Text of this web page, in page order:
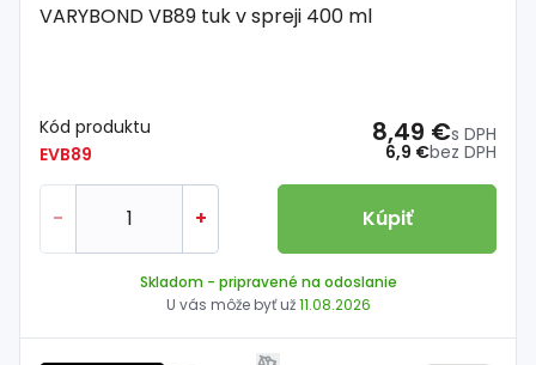
VARYBOND VB89 tuk v spreji 400 ml
Kód produktu
EVB89
6,9 €bez DPH
8,49 €s DPH
- + Kúpiť
Skladom - pripravené na odoslanie
U vás môže byť už11.08.2026